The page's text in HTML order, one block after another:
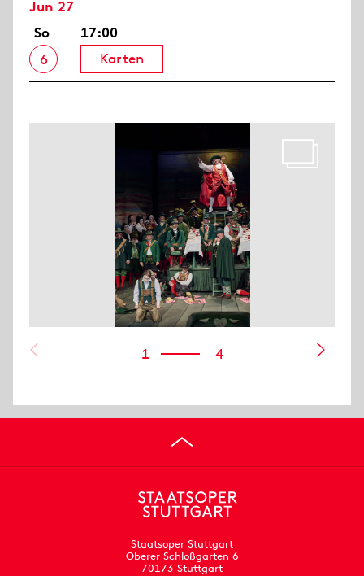
Jun 27
So
6
17:00
Karten
1 4
Staatsoper Stuttgart
Oberer Schloßgarten 6
70173 Stuttgart